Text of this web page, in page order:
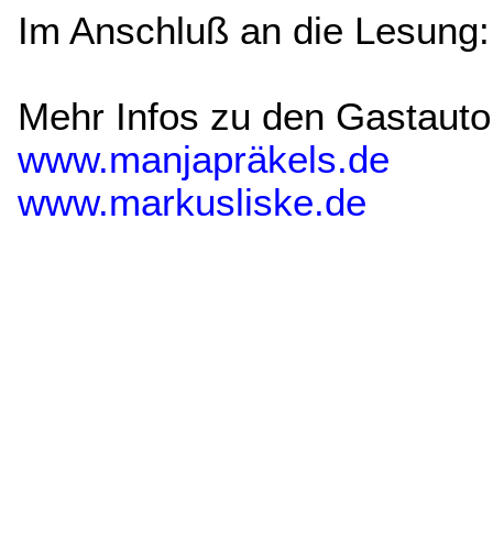
Im Anschluß an die
Mehr Infos zu den
www.manjapräkels.de
www.markusliske.de